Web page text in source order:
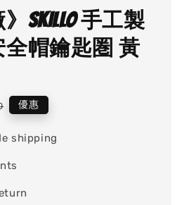
SKILLO 手工製
帽鑰匙圏 黃
優惠
shipping